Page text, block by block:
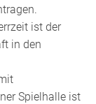
ist der
in den
Spielhalle ist